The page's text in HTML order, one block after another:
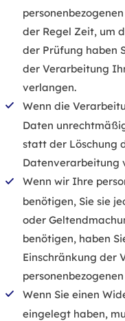
der Regel Zeit, um
der Prüfung haben
der Verarbeitung
verlangen.
Wenn die
Daten
statt der Löschung
Datenverarbeitung
Wenn wir Ihre
benötigen, Sie sie
oder
benötigen, haben
Einschränkung der
Wenn Sie einen
eingelegt haben,